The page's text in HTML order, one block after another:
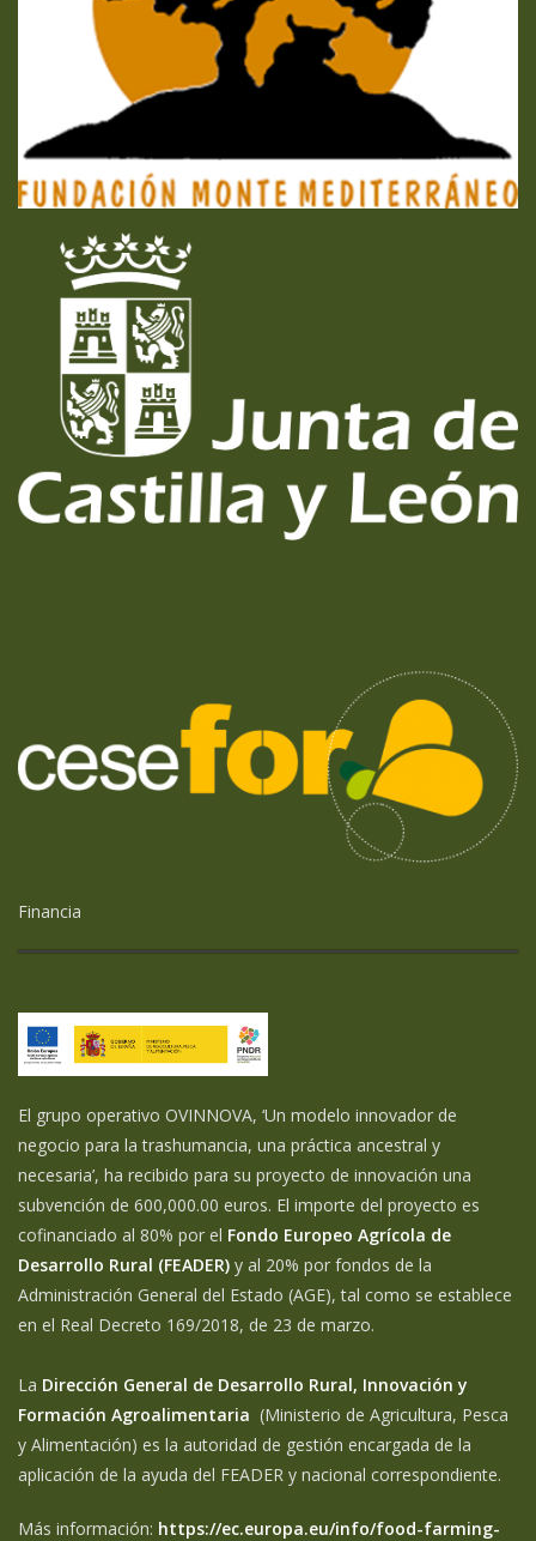
Financia
El grupo operativo OVINNOVA, ‘Un modelo innovador de
negocio para la trashumancia, una práctica ancestral y
necesaria’, ha recibido para su proyecto de innovación una
subvención de 600,000.00 euros. El importe del proyecto es
cofinanciado al 80% por el Fondo Europeo Agrícola de
Desarrollo Rural (FEADER) y al 20% por fondos de la
Administración General del Estado (AGE), tal como se establece
en el Real Decreto 169/2018, de 23 de marzo.
La Dirección General de Desarrollo Rural, Innovación y
Formación Agroalimentaria (Ministerio de Agricultura, Pesca
y Alimentación) es la autoridad de gestión encargada de la
aplicación de la ayuda del FEADER y nacional correspondiente.
Más información: https://ec.europa.eu/info/food-farming-